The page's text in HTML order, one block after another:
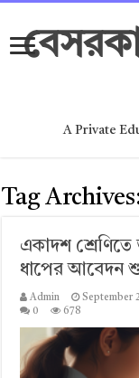
A Private
Tag
একাদশ শ্রেণিতে
ধাপের আবেদন
Admin September
0
678